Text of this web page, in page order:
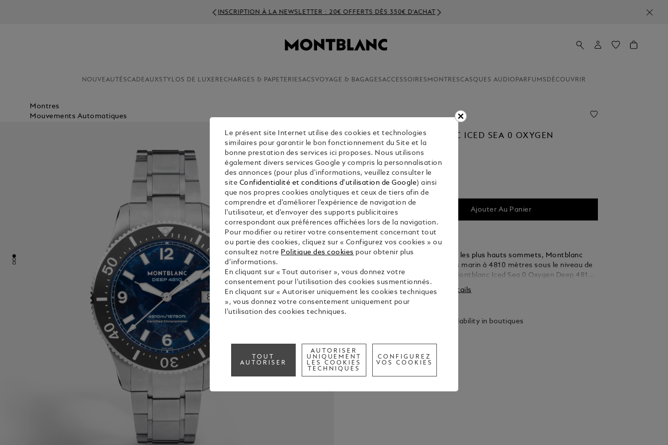
INSCRIPTION À LA NEWSLETTER : 20€ OFFERTS DÈS 350€ D'ACHAT
NOUVEAUTÉSCADEAUXSTYLOS DE LUXE RECHARGES & PAPETERIESACSVOYAGE & BAGAGESACCESSOIRES MONTRESCASQUES AUDIO PARFUMS DÉCOUVRIR
Montres
Mouvements Automatiques
MONTBLANC ICED SEA 0 OXYGEN
DEEP 4810
€ 9,600.00
Ajouter Au Panier
Après avoir visé les plus hauts sommets, Montblanc
explore l’univers marin à 4810 mètres sous le niveau de
la mer avec la Montblanc Iced Sea 0 Oxygen Deep 4810.
Le motif glacier de ce cadran est inspiré de la Mer de
Glace, principal glacier du massif du Mont-Blanc. Sa
texture est le résultat d’une technique ancestrale
boîtier en titane de 43 mm entièrement dépourvu
vissée, cette montre de plongée possède un fond de
boîtier orné d’une gravure en 3D de la vue offerte aux
plongeurs qui s’aventurent sous la glace. La montre est
animée par le mouvement automatique MB 29.29 de
Voir tous les détails
Check availability in boutiques
Le présent site Internet utilise des cookies et technologies
similaires pour garantir le bon fonctionnement du Site et la
bonne prestation des services ici proposes. Nous utilisons
également divers services Google y compris la personnalisation
des annonces (pour plus d'informations, veuillez consulter le
site Confidentialité et conditions d'utilisation de Google) ainsi
que nos propres cookies analytiques et ceux de tiers afin de
comprendre et d'améliorer l'expérience de navigation de
l'utilisateur, et d'envoyer des supports publicitaires
correspondant aux préférences affichées lors de la navigation.
Pour modifier ou retirer votre consentement concernant tout
ou partie des cookies, cliquez sur « Configurez vos cookies » ou
consultez notre Politique des cookies pour obtenir plus
d’informations.
En cliquant sur « Tout autoriser », vous donnez votre
consentement pour l’utilisation des cookies susmentionnés.
En cliquant sur « Autoriser uniquement les cookies techniques
», vous donnez votre consentement uniquement pour
l’utilisation des cookies techniques.
TOUT
AUTORISER
AUTORISER
UNIQUEMENT
LES COOKIES
TECHNIQUES
CONFIGUREZ
VOS COOKIES